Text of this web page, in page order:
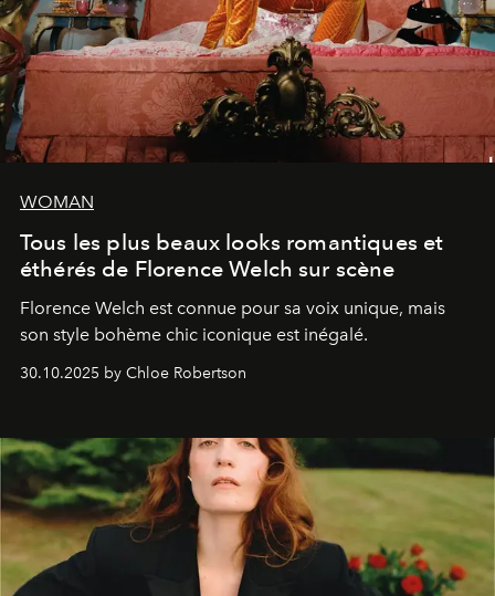
WOMAN
Tous les plus beaux looks romantiques et
éthérés de Florence Welch sur scène
Florence Welch est connue pour sa voix unique, mais
son style bohème chic iconique est inégalé.
30.10.2025 by Chloe Robertson